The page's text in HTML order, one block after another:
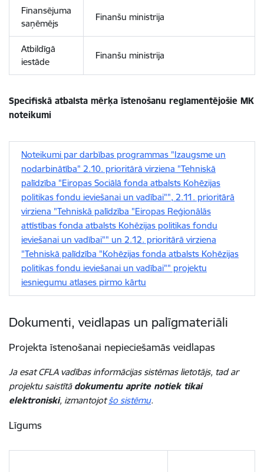
Finansējuma
saņēmējs
Finanšu ministrija
Atbildīgā
iestāde
Finanšu ministrija
Specifiskā atbalsta mērķa īstenošanu reglamentējošie MK
noteikumi
Noteikumi par darbības programmas "Izaugsme un
nodarbinātība" 2.10. prioritārā virziena "Tehniskā
palīdzība "Eiropas Sociālā fonda atbalsts Kohēzijas
politikas fondu ieviešanai un vadībai"", 2.11. prioritārā
virziena "Tehniskā palīdzība "Eiropas Reģionālās
attīstības fonda atbalsts Kohēzijas politikas fondu
ieviešanai un vadībai"" un 2.12. prioritārā virziena
"Tehniskā palīdzība "Kohēzijas fonda atbalsts Kohēzijas
politikas fondu ieviešanai un vadībai"" projektu
iesniegumu atlases pirmo kārtu
Dokumenti, veidlapas un palīgmateriāli
Projekta īstenošanai nepieciešamās veidlapas
Ja esat CFLA vadības informācijas sistēmas lietotājs, tad ar
projektu saistītā dokumentu aprite notiek tikai
elektroniski, izmantojotšo sistēmu.
Līgums